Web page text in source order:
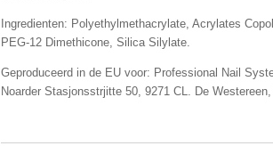
Ingredienten: Polyethylmethacrylate, Acrylates
PEG-12 Dimethicone, Silica Silylate.
Geproduceerd in de EU voor: Professional Nail
Noarder Stasjonsstrjitte 50, 9271 CL. De